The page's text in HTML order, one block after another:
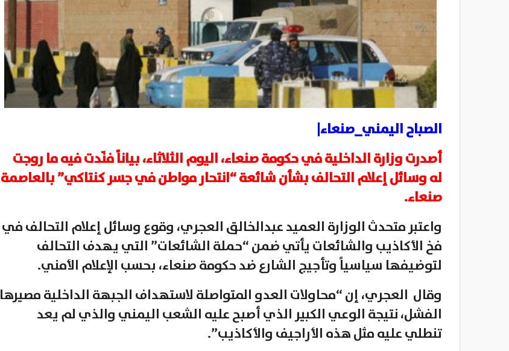
الصباح اليمني_صنعاء|
أصدرت وزارة الداخلية في حكومة صنعاء، اليوم الثلاثاء، بياناً فنّدت فيه ما روجت
له وسائل إعلام التحالف بشأن شائعة “انتحار مواطن في جسر كنتاكي” بالعاصمة
صنعاء.
واعتبر متحدث الوزارة العميد عبدالخالق العجري، وقوع وسائل إعلام التحالف في
فخ الأكاذيب والشائعات يأتي ضمن “حملة الشائعات” التي يهدف التحالف
لتوضيفها سياسياً وتأجيج الشارع ضد حكومة صنعاء، بحسب الإعلام الأمني.
وقال العجري، إن “محاولات العدو المتواصلة لاستهداف الجبهة الداخلية مصيرها
الفشل، نتيجة الوعي الكبير الذي أصبح عليه الشعب اليمني والذي لم يعد
تنطلي عليه مثل هذه الأراجيف والأكاذيب”.